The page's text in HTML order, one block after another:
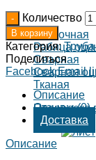
Кладочная
Рабица
Сварная
Сварная
Тканая
Проволока
Количество
В корзину
Категория:
Поделиться
Facebook Email
Описание
Отзывы (0)
Доставка
Описание